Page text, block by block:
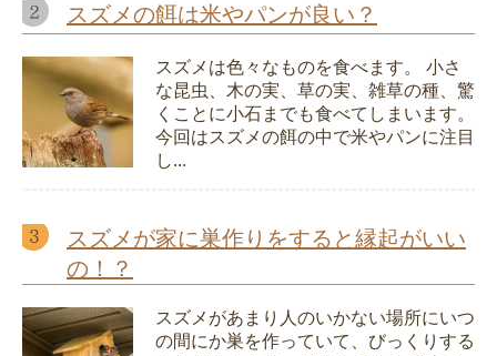
スズメの餌は米やパンが良い？
スズメは色々なものを食べます。 小さ
な昆虫、木の実、草の実、雑草の種、驚
くことに小石までも食べてしまいます。
今回はスズメの餌の中で米やパンに注目
し...
スズメが家に巣作りをすると縁起がいい
の！？
スズメがあまり人のいかない場所にいつ
の間にか巣を作っていて、びっくりする